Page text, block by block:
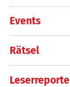
Events
Rätsel